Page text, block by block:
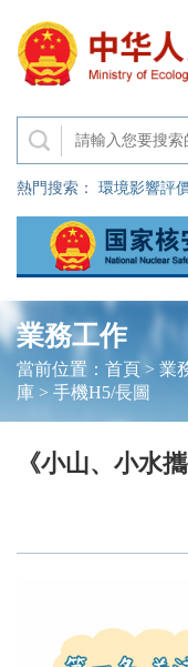
熱門搜索： 環境影響評
業務工作
當前位置： 首頁> 業
庫> 手機H5/長圖
《小山、小水